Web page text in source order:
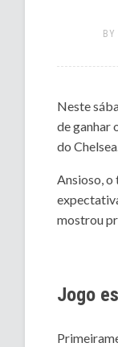
BY
Neste
de ganhar
do Chelsea.
Ansioso,
mostrou
Jogo